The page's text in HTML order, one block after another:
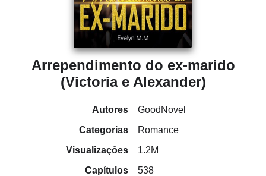
Arrependimento do ex-marido
(Victoria e Alexander)
Autores
GoodNovel
Categorias
Romance
Visualizações
1.2M
Capítulos
538